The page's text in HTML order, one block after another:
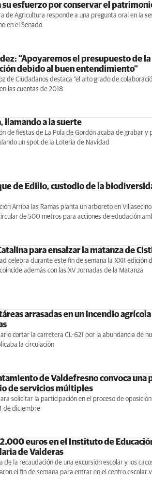
su esfuerzo por conservar el
de Agricultura responde a una pregunta oral en la
en el Senado
“Apoyaremos el presupuesto de la
debido al buen entendimiento”
de Ciudadanos destaca “el alto grado de
las cuentas de 2018
llamando a la suerte
de fiestas de La Pola de Gordón acaba de grabar y
un spot de la Lotería de Navidad
de Edilio, custodio de la
Arriba las Ramas planta un arboreto en Villasecino
de 500 metros para acciones de edudación
para ensalzar la matanza de
celebra durante este fin de semana la XXII edición
además con las XV Jornadas de la Matanza
arrasadas en un incendio agrícola
cortar la carretera CL-621 por la abundancia de
la circulación
de Valdefresno convoca una
de servicios múltiples
solicitar la participación en el proceso de oposición
de diciembre
euros en el Instituto de
de Valderas
de la recaudación de una excursión escolar y los
el fin de semana para entrar en el centro escolar